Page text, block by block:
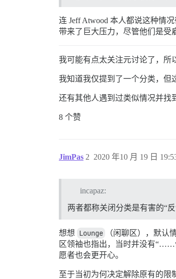
连 Jeff Atwood 本人都说这种情
带来了巨大压力，尽管他们是受
我可能有点太关注元讨论了，所
我知道我仅提到了一个分类，但
还有其他人遇到过类似情况并找
8 个赞
JimPas 2020 年10 月 19 日
2
incapaz:
两者都称关闭分类是有害的“
想想 Lounge
（闲聊区），默认
区领袖也指出，当时并没有“……
愿者也会更开心。
至于当初为何决定解除原有的限